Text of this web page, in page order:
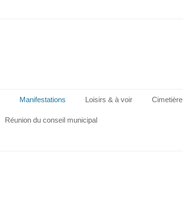
Manifestations Loisirs & à voir Cimetière
Réunion du conseil municipal